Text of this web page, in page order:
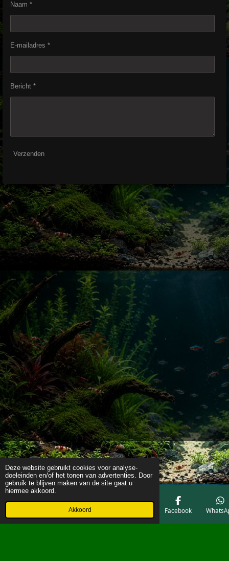
Deze website gebruikt cookies voor analyse-
doeleinden en/of het tonen van advertenties. Door
gebruik te blijven maken van de site gaat u
hiermee akkoord.
Akkoord
Naam *
E-mailadres *
Bericht *
Verzenden
Telefoonnummer Facebook